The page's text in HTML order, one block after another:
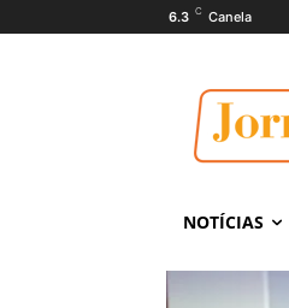
6.3 C Canela
NOTÍCIAS